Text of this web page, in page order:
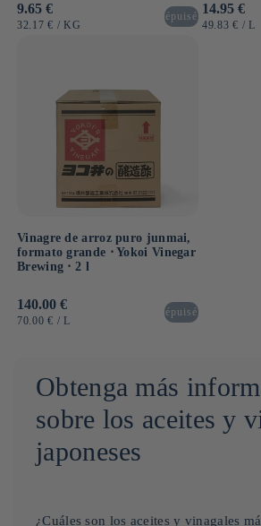
Precio
habitual
9.65 €
PRECIO
32.17 € / POR
KG
épuisé
Precio
habitual
14.95 €
PRECIO
49.83 € / L
Vinagre de arroz puro junmai,
formato grande ⋅ Yokoi Vinegar
Brewing ⋅ 2 l
Precio
habitual
140.00 €
PRECIO
70.00 € / POR
L
épuisé
Obtenga más
sobre los aceites y
japoneses
¿Cuáles son los aceites y vinagales